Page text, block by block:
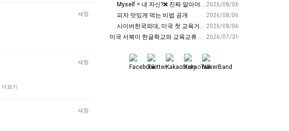
새창
새창
더보기
새창
2026/08/06
Myself = 내 자신?❌ 진짜 알아야 할 뜻????
2026/08/06
피자 맛있게 먹는 비법 공개
2026/08/06
사이버한국외대, 미국 첫 교육거점 구축…뉴욕에 미주글로벌센터 개소 - 재외동포신문
2026/07/31
미국 서북미 한글학교와 교육교류 첫 물꼬 - 사회적경제뉴스